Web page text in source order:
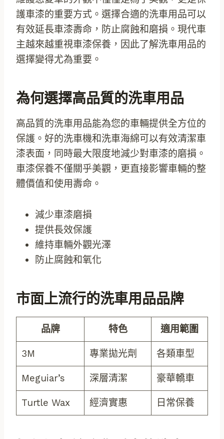
護車漆的重要方式。選擇合適的洗車用品可以
有效延長車漆壽命，防止腐蝕和磨損。現代車
主越來越重視車漆保養，因此了解洗車用品的
選擇變得尤為重要。
為何選擇高品質的洗車用品
高品質的洗車用品能為您的車輛提供全方位的
保護。好的洗車機和洗車海綿可以有效清潔車
漆表面，同時最大限度地減少對車漆的磨損。
車漆保養不僅關乎美觀，更直接影響車輛的整
體價值和使用壽命。
減少車漆磨損
提供長效保護
維持車輛外觀光澤
防止腐蝕和氧化
市面上流行的洗車用品品牌
品牌 特色 適用範圍
3M 專業拋光劑 各類車型
Meguiar’s 深層清潔 豪華轎車
Turtle Wax 經濟實惠 日常保養